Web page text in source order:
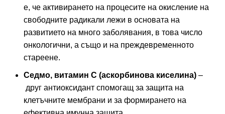
е, че активирането на процесите на окисление на
свободните радикали лежи в основата на
развитието на много заболявания, в това число
онкологични, а също и на преждевременното
стареене.
Седмо, витамин С (аскорбинова киселина) –
друг антиоксидант спомогащ за защита на
клетъчните мембрани и за формирането на